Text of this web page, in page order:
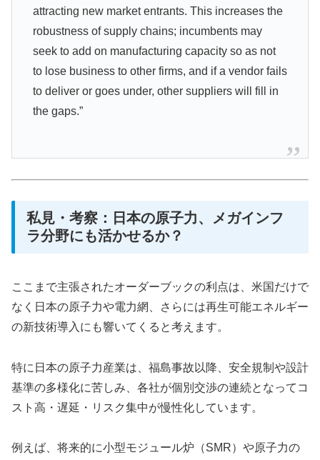
attracting new market entrants. This increases the
robustness of supply chains; incumbents may
seek to add on manufacturing capacity so as not
to lose business to other firms, and if a vendor fails
to deliver or goes under, other suppliers will fill in
the gaps.”
私見・考察：日本の原子力、メガインフ
ラ分野にも活かせるか？
ここまで主張されたオーダーブックの利点は、米国だけで
なく日本の原子力や電力網、さらには再生可能エネルギー
の新技術導入にも響いてくると考えます。
特に日本の原子力産業は、福島事故以降、安全規制や設計
基準の多様化に苦しみ、各社が個別交渉の連続となってコ
スト高・遅延・リスク集中が慢性化しています。
例えば、将来的に小型モジュール炉（SMR）や原子力の